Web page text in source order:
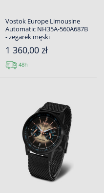
Vostok Europe Limousine
Automatic NH35A-560A687B
- zegarek męski
1 360,00 zł
48h